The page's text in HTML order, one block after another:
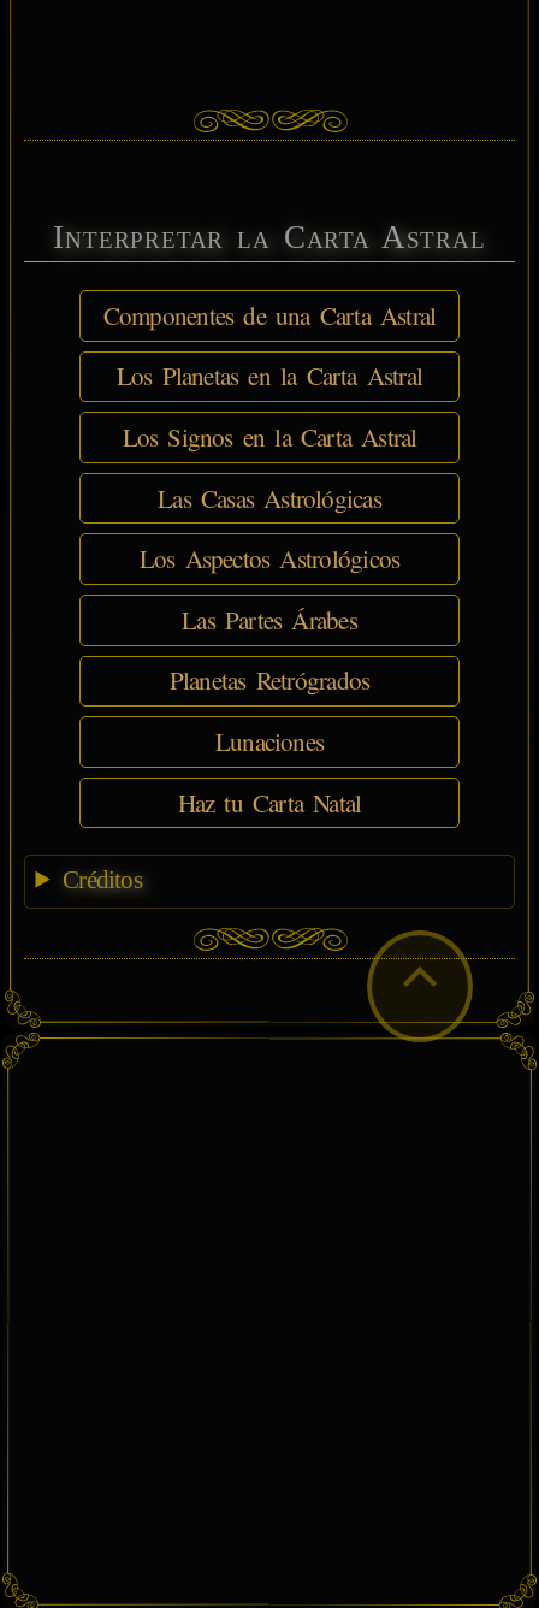
Interpretar la Carta Astral
Componentes de una Carta Astral
Los Planetas en la Carta Astral
Los Signos en la Carta Astral
Las Casas Astrológicas
Los Aspectos Astrológicos
Las Partes Árabes
Planetas Retrógrados
Lunaciones
Haz tu Carta Natal
Créditos